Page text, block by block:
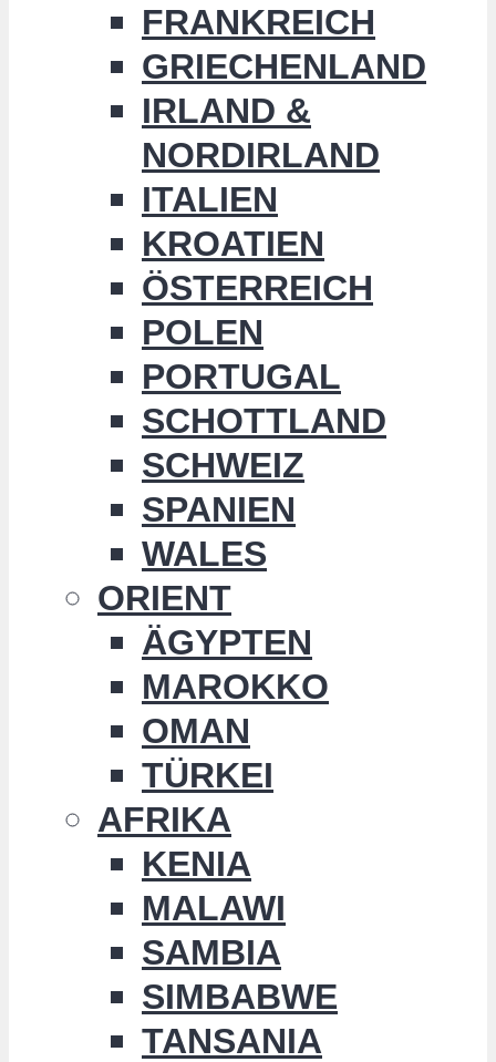
FRANKREICH
GRIECHENLAND
IRLAND &
NORDIRLAND
ITALIEN
KROATIEN
ÖSTERREICH
POLEN
PORTUGAL
SCHOTTLAND
SCHWEIZ
SPANIEN
WALES
ORIENT
ÄGYPTEN
MAROKKO
OMAN
TÜRKEI
AFRIKA
KENIA
MALAWI
SAMBIA
SIMBABWE
TANSANIA